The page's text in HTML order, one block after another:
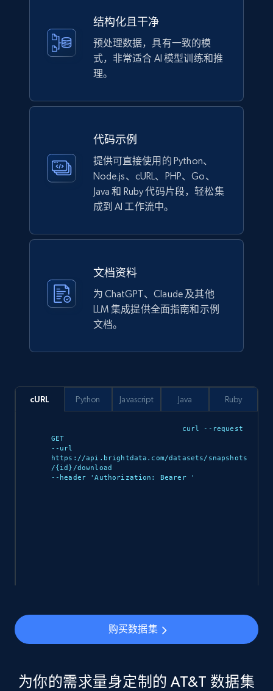
148+ 立即购买
URL, Domain, Marketplace pn, Sku, Other pn,
Model number, Gtin ean pn, Product name, and
more.
991+ 162+ 立即购买
Lazada - Products
URL, Title, Rating, Reviews, Initial price, Final
price, Currency, Stock, and more.
988+ 160+ 立即购买
Ikea - Products
Description, In stock, Color, Size, Reviews
Walmart sellers info
about us, and more.
结构化且干净
预处理数据，具有一致的模
式，非常适合 AI 模型训练和推
理。
代码示例
提供可直接使用的 Python、
Node.js、cURL、PHP、Go、
Java 和 Ruby 代码片段，轻松集
成到 AI 工作流中。
文档资料
为 ChatGPT、Claude 及其他
LLM 集成提供全面指南和示例
文档。
cURL
curl --request
GET
--url
https://api.brightdata.com/datasets/snapshots
/{id}/download
--header 'Authorization: Bearer
'
Python Javascript Java Ruby
购买数据集
为你的需求量身定制的 AT&T 数据集